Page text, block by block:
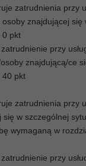
zatrudnienia przy
znajdującej się
0 pkt
przy
znajdującą/ce
40 pkt
zatrudnienia przy
w szczególnej
wymaganą w
przy